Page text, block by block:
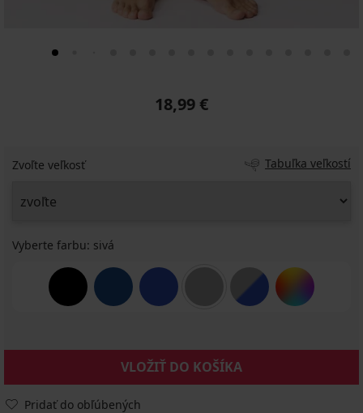
18,99 €
Zvoľte veľkosť Tabuľka veľkostí
Vyberte farbu: sivá
VLOŽIŤ DO KOŠÍKA
Pridať do obľúbených